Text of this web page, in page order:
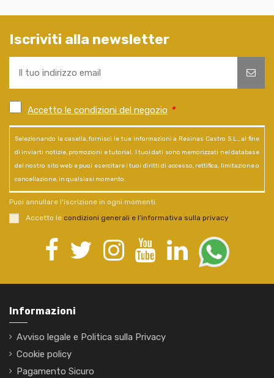
Iscriviti alla newsletter
Accetto le condizioni del negozio *
Selezionando la casella, fornisci le tue informazioni a Resinas Castro S.L., al fine
di inviarti notizie, promozioni e tutorial. I tuoi dati sono memorizzati nel database
del nostro sito web e puoi esercitare i tuoi diritti di accesso, rettifica, limitazione o
cancellazione, in qualsiasi momento.
Puoi annullare l'iscrizione in ogni momenti.
Accetto le condizioni generali e l’informativa sulla privacy.
Informazioni
Avviso legale e Politica sulla Privacy
Cookie policy
Pagamento Sicuro